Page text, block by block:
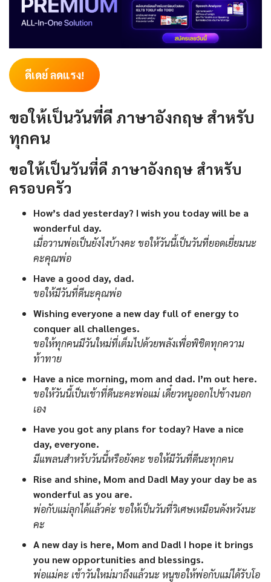
ดีเดย์ ลดแรง!
ขอให้เป็นวันที่ดี ภาษาอังกฤษ สำหรับ
ทุกคน
ขอให้เป็นวันที่ดี ภาษาอังกฤษ สำหรับ
ครอบครัว
How’s dad yesterday? I wish you today will be a
wonderful day.
เมื่อวานพ่อเป็นยังไงบ้างคะ ขอให้วันนี้เป็นวันที่ยอดเยี่ยมนะ
คะคุณพ่อ
Have a good day, dad.
ขอให้มีวันที่ดีนะคุณพ่อ
Wishing everyone a new day full of energy to
conquer all challenges.
ขอให้ทุกคนมีวันใหม่ที่เต็มไปด้วยพลังเพื่อพิชิตทุกความ
ท้าทาย
Have a nice morning, mom and dad. I’m out here.
ขอให้วันนี้เป็นเช้าที่ดีนะคะพ่อแม่ เดี๋ยวหนูออกไปข้างนอก
เอง
Have you got any plans for today? Have a nice
day, everyone.
มีแพลนสำหรับวันนี้หรือยังคะ ขอให้มีวันที่ดีนะทุกคน
Rise and shine, Mom and Dad! May your day be as
wonderful as you are.
พ่อกับแม่ลุกได้แล้วค่ะ ขอให้เป็นวันที่วิเศษเหมือนดังหวังนะ
คะ
A new day is here, Mom and Dad! I hope it brings
you new opportunities and blessings.
พ่อแม่คะ เช้าวันใหม่มาถึงแล้วนะ หนูขอให้พ่อกับแม่ได้รับโอ